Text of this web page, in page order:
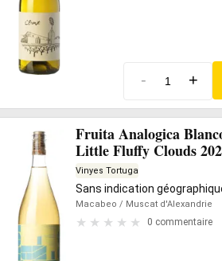
- +
Fruita Analogica
Little Fluffy Clouds
Vinyes Tortuga
Sans indication
Macabeo / Muscat d'Alexandrie
0 commentaire